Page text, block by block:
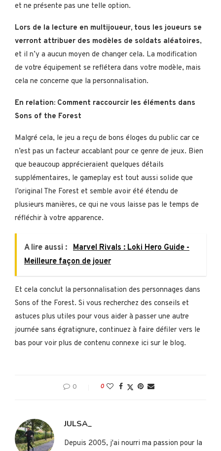
et ne présente pas une telle option.
Lors de la lecture en multijoueur, tous les joueurs se
verront attribuer des modèles de soldats aléatoires,
et il n’y a aucun moyen de changer cela. La modification
de votre équipement se reflétera dans votre modèle, mais
cela ne concerne que la personnalisation.
En relation: Comment raccourcir les éléments dans
Sons of the Forest
Malgré cela, le jeu a reçu de bons éloges du public car ce
n’est pas un facteur accablant pour ce genre de jeux. Bien
que beaucoup apprécieraient quelques détails
supplémentaires, le gameplay est tout aussi solide que
l’original The Forest et semble avoir été étendu de
plusieurs manières, ce qui ne vous laisse pas le temps de
réfléchir à votre apparence.
A lire aussi :
Marvel Rivals : Loki Hero Guide -
Meilleure façon de jouer
Et cela conclut la personnalisation des personnages dans
Sons of the Forest. Si vous recherchez des conseils et
astuces plus utiles pour vous aider à passer une autre
journée sans égratignure, continuez à faire défiler vers le
bas pour voir plus de contenu connexe ici sur le blog.
0 0
JULSA_
Depuis 2005, j'ai nourri ma passion pour la